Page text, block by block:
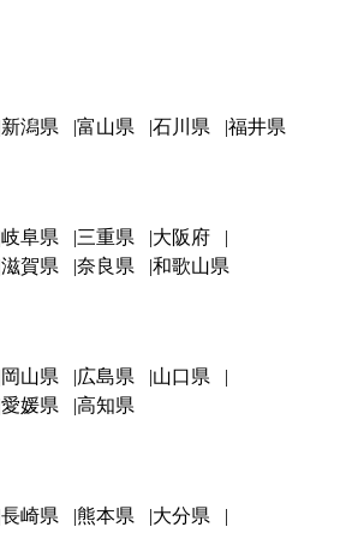
新潟県 富山県 石川県 福井県
岐阜県 三重県
大阪府
滋賀県 奈良県 和歌山県
岡山県 広島県
山口県
愛媛県 高知県
長崎県 熊本県
大分県